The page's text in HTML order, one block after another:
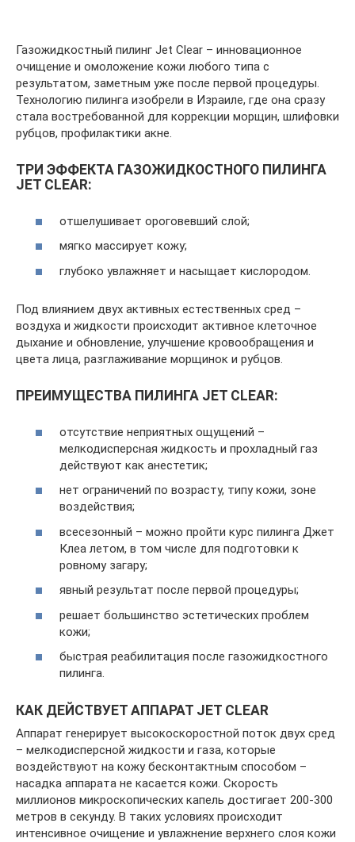
Газожидкостный пилинг Jet Clear – инновационное
очищение и омоложение кожи любого типа с
результатом, заметным уже после первой процедуры.
Технологию пилинга изобрели в Израиле, где она сразу
стала востребованной для коррекции морщин, шлифовки
рубцов, профилактики акне.
ТРИ ЭФФЕКТА ГАЗОЖИДКОСТНОГО ПИЛИНГА
JET CLEAR:
отшелушивает ороговевший слой;
мягко массирует кожу;
глубоко увлажняет и насыщает кислородом.
Под влиянием двух активных естественных сред –
воздуха и жидкости происходит активное клеточное
дыхание и обновление, улучшение кровообращения и
цвета лица, разглаживание морщинок и рубцов.
ПРЕИМУЩЕСТВА ПИЛИНГА JET CLEAR:
отсутствие неприятных ощущений –
мелкодисперсная жидкость и прохладный газ
действуют как анестетик;
нет ограничений по возрасту, типу кожи, зоне
воздействия;
всесезонный – можно пройти курс пилинга Джет
Клеа летом, в том числе для подготовки к
ровному загару;
явный результат после первой процедуры;
решает большинство эстетических проблем
кожи;
быстрая реабилитация после газожидкостного
пилинга.
КАК ДЕЙСТВУЕТ АППАРАТ JET CLEAR
Аппарат генерирует высокоскоростной поток двух сред
– мелкодисперсной жидкости и газа, которые
воздействуют на кожу бесконтактным способом –
насадка аппарата не касается кожи. Скорость
миллионов микроскопических капель достигает 200-300
метров в секунду. В таких условиях происходит
интенсивное очищение и увлажнение верхнего слоя кожи